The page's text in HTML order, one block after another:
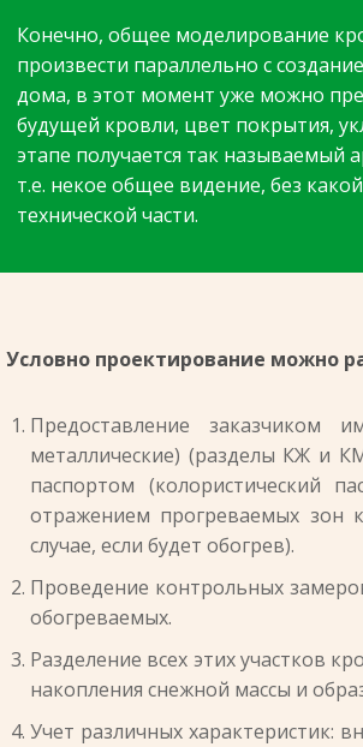
Конечно, общее моделирование
произвести параллельно с
дома, в этот момент уже можно
будущей кровли, цвет покрытия,
этапе получается так называемый
т.е. некое общее видение, без
технической части.
Условно проектирование можно
Предоставление заказчиком
металлические) (разделы КЖ и
паспортом (колористический
отражением прогреваемых зон
случае, если будет обогрев).
Проведение контрольных
обогреваемых.
Разделение всех этих участков
накопления снежной массы и
Учет различных характеристик: